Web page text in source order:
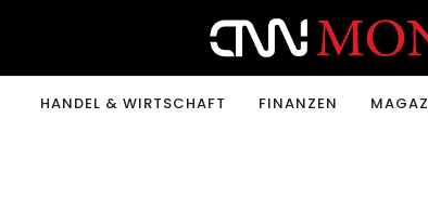
CNNMONEY.CH
HANDEL & WIRTSCHAFT FINANZEN